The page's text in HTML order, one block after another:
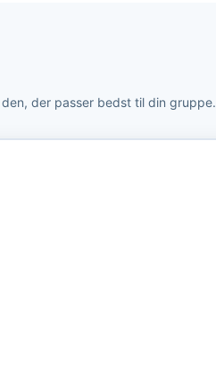
der passer bedst til din gruppe.